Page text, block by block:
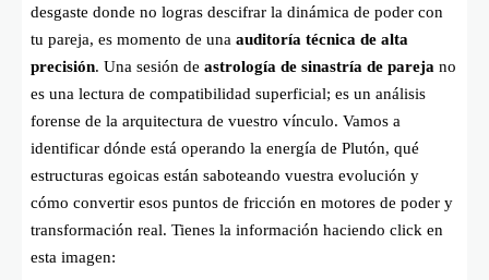
desgaste donde no logras descifrar la dinámica de poder con
tu pareja, es momento de una auditoría técnica de alta
precisión. Una sesión de astrología de sinastría de pareja no
es una lectura de compatibilidad superficial; es un análisis
forense de la arquitectura de vuestro vínculo. Vamos a
identificar dónde está operando la energía de Plutón, qué
estructuras egoicas están saboteando vuestra evolución y
cómo convertir esos puntos de fricción en motores de poder y
transformación real. Tienes la información haciendo click en
esta imagen: